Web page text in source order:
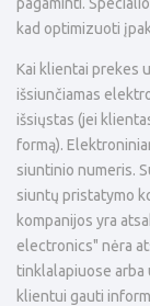
kad optimizuoti
Kai klientai prekes
išsiunčiamas
išsiųstas (jei
formą).
siuntinio numeris.
siuntų pristatymo
kompanijos yra
electronics" nėra
tinklalapiuose
klientui gauti